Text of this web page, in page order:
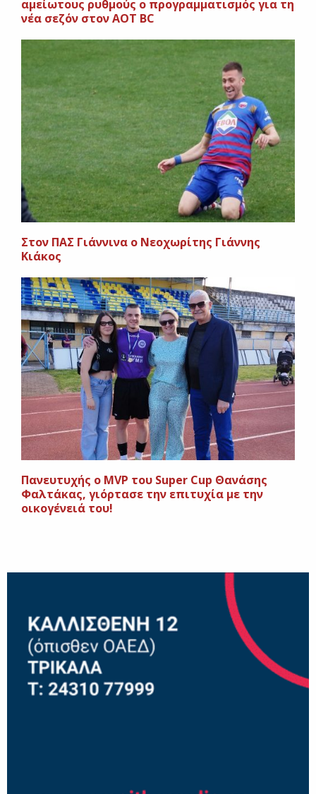
αμείωτους ρυθμούς ο προγραμματισμός για τη
νέα σεζόν στον AOT BC
Στον ΠΑΣ Γιάννινα ο Νεοχωρίτης Γιάννης
Κιάκος
Πανευτυχής ο MVP του Super Cup Θανάσης
Φαλτάκας, γιόρτασε την επιτυχία με την
οικογένειά του!